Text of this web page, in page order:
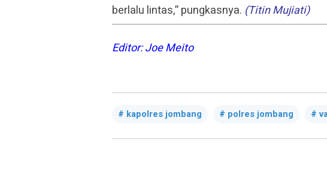
berlalu lintas,” pungkasnya. (Titin Mujiati)
Editor: Joe Meito
kapolres jombang polres jombang